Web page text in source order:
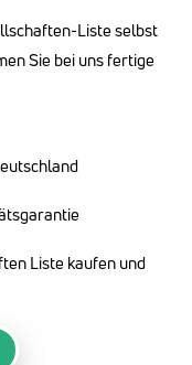
Liste selbst
Sie bei uns fertige
Liste kaufen und